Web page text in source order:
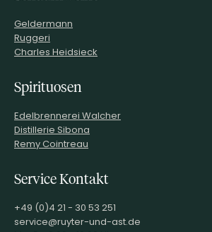
Geldermann
Ruggeri
Charles Heidsieck
Spirituosen
Edelbrennerei Walcher
Distillerie Sibona
Remy Cointreau
Service Kontakt
+49 (0)4 21 - 30 53 251
service@ruyter-und-ast.de